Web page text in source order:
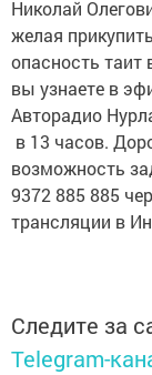
Николай
желая
опасность таит
вы узнаете в
Авторадио
в 13 часов.
возможность
9372 885 885
трансляции в
Следите за
Telegram-